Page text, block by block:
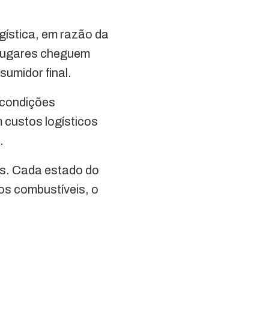
em razão da
cheguem
final.
custos logísticos
Cada estado do
combustíveis, o